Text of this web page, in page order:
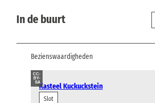
In de buurt
Bezienswaardigheden
CC-
BY-
SAKasteel Kuckuckstein
Slot